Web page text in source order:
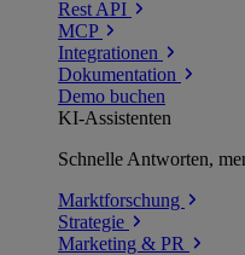
Rest API
MCP
Integrationen
Dokumentation
Demo buchen
KI-Assistenten
Schnelle Antworten,
Marktforschung
Strategie
Marketing & PR